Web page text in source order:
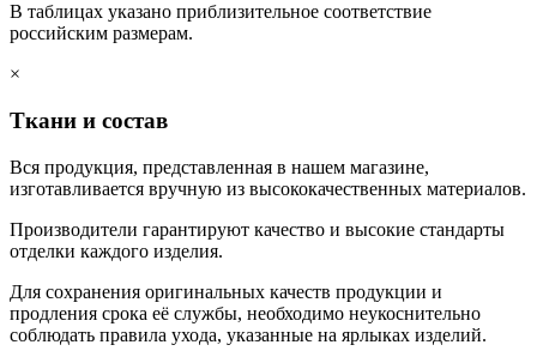
В таблицах указано приблизительное соответствие
российским размерам.
×
Ткани и состав
Вся продукция, представленная в нашем магазине,
изготавливается вручную из высококачественных материалов.
Производители гарантируют качество и высокие стандарты
отделки каждого изделия.
Для сохранения оригинальных качеств продукции и
продления срока её службы, необходимо неукоснительно
соблюдать правила ухода, указанные на ярлыках изделий.